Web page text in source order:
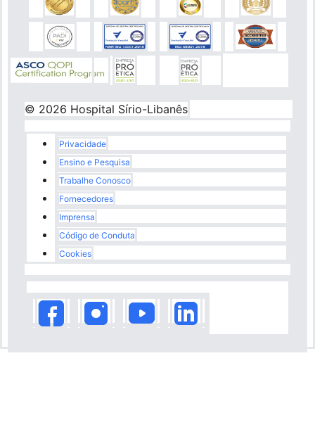
© 2026 Hospital Sírio-Libanês
Rodapé
Privacidade
Ensino e Pesquisa
Trabalhe Conosco
Fornecedores
Imprensa
Código de Conduta
Cookies